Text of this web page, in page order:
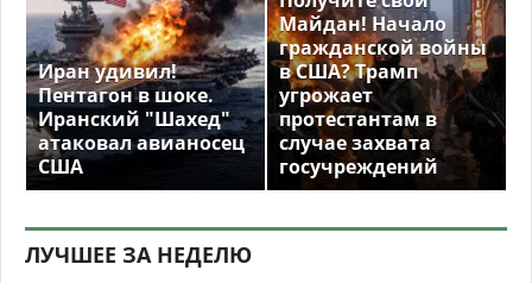
Иран удивил!
Пентагон в шоке.
Иранский "Шахед"
атаковал авианосец
США
Майдан! Начало
гражданской войны
в США? Трамп
угрожает
протестантам в
случае захвата
госучреждений
ЛУЧШЕЕ ЗА НЕДЕЛЮ